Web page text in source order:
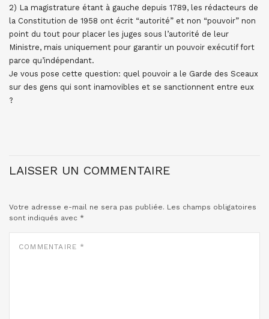
2) La magistrature étant à gauche depuis 1789, les rédacteurs de
la Constitution de 1958 ont écrit “autorité” et non “pouvoir” non
point du tout pour placer les juges sous l’autorité de leur
Ministre, mais uniquement pour garantir un pouvoir exécutif fort
parce qu’indépendant.
Je vous pose cette question: quel pouvoir a le Garde des Sceaux
sur des gens qui sont inamovibles et se sanctionnent entre eux
?
LAISSER UN COMMENTAIRE
Votre adresse e-mail ne sera pas publiée. Les champs obligatoires
sont indiqués avec *